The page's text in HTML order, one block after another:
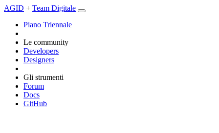
AGID + Team Digitale
Piano Triennale
Le community
Developers
Designers
Gli strumenti
Forum
Docs
GitHub